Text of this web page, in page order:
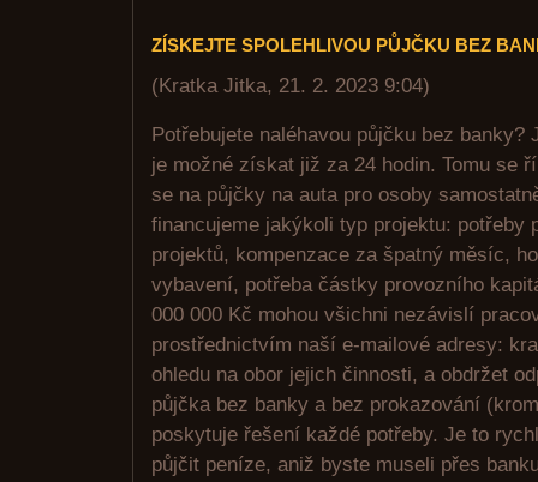
ZÍSKEJTE SPOLEHLIVOU PŮJČKU BEZ
(Kratka Jitka, 21. 2. 2023 9:04)
Potřebujete naléhavou půjčku bez
je možné získat již za 24 hodin. Tomu se
se na půjčky na auta pro osoby
financujeme jakýkoli typ projektu: potřeby
projektů, kompenzace za špatný měsíc,
vybavení, potřeba částky provozního
000 000 Kč mohou všichni nezávislí
prostřednictvím naší e-mailové adresy:
ohledu na obor jejich činnosti, a obdržet
půjčka bez banky a bez prokazování
poskytuje řešení každé potřeby. Je to
půjčit peníze, aniž byste museli přes